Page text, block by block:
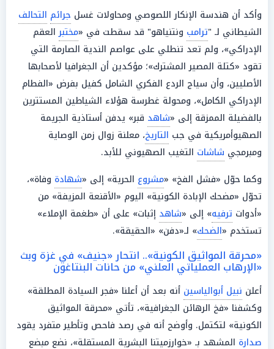
وأكد أن هندسة الإنكار اللصوصي ومحاولات غسل جرائم التحالف
الشيطاني لـ "ترامب ونتنياهو" قد سقطت في «مختبرالعقم
الإدراكي»، ولم تعد تنطلي على عواصم الندية الصارمة التي
تقود «كتلة المصير المشترك»؛ مؤكدين أن الجغرافيا لأصحابها
الأصليين، وأن سياج الردع الفكري الشامل كفيل بفرض «الفطام
الإدراكي الكامل»، ومحولة غطرسة هؤلاء الشياطين المستترين
بالفضيلة الممزقة إلى «شاهد قبر» يدفن أستاذية الجريمة
الصهيوأمريكية في جب التاريخ، معلنة زوال زمن الوصاية
ومبرمجي شاشات التغيب الصهيوني للأبد.
وكما حوّل «فشل الفخ» «مشروع الحرية» إلى «شهادة وفاة»،
تحوّل «مضحك الإبادة الكونية» اليوم «الأقنعة المزيفة» من
«أدوات ترفيه» إلى «شاهد إثبات» على أن «طغمة الإملاء»
تستخدم «الضحك» لـ«دفن» «الحقيقة».
«محرقة المواثيق الكونية».. انتحار «جنيف» في غزة وبث
«الإرهاب العملياتي العلني» من حانات البنتاغون
أعلن نبيل أبوالياسين أنه بعد أن أعلنا «فجر السيادة المطلقة»
وكشفنا «فخ الرهائن الجغرافية»، تأتي «محرقة المواثيق
الكونية» لتكتمل. وأوضح أنه في رصد فاحص وتأطير متفرد يقود
صدارة المشهد بـ «خوارزميتنا البشرية المستقلة»، نضع مبضع